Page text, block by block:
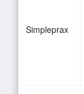
Simpleprax